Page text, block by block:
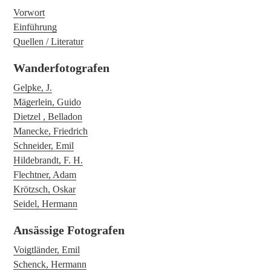
Vorwort
Einführung
Quellen / Literatur
Wanderfotografen
Gelpke, J.
Mägerlein, Guido
Dietzel , Belladon
Manecke, Friedrich
Schneider, Emil
Hildebrandt, F. H.
Flechtner, Adam
Krötzsch, Oskar
Seidel, Hermann
Ansässige Fotografen
Voigtländer, Emil
Schenck, Hermann